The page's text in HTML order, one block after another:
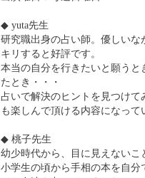
日本占術協会会員であり、占
で、適確に楽しくも、深く、愛
転職・結婚・離婚・相手の気持
10～60代の幅広い層から支持を
言われること多数。抜群の的中
尚、人の生死、他人を危める
ください。
出演曜日：毎週日曜日
◆ yuta先生